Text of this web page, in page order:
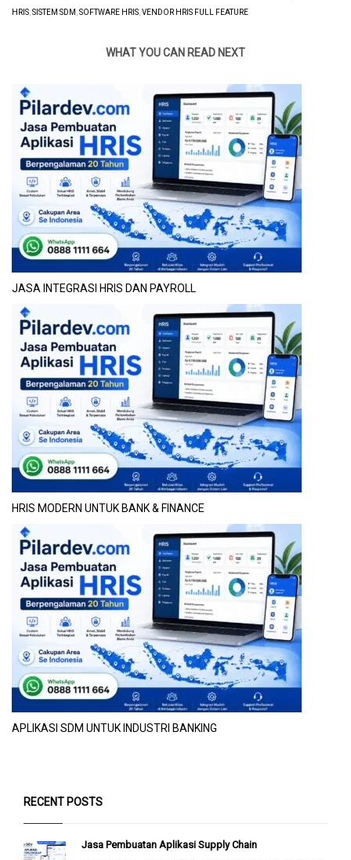
HRIS SISTEM SDM SOFTWARE HRIS VENDOR HRIS FULL FEATURE
WHAT YOU CAN READ NEXT
JASA INTEGRASI HRIS DAN PAYROLL
HRIS MODERN UNTUK BANK & FINANCE
APLIKASI SDM UNTUK INDUSTRI BANKING
RECENT POSTS
Jasa Pembuatan Aplikasi Supply Chain